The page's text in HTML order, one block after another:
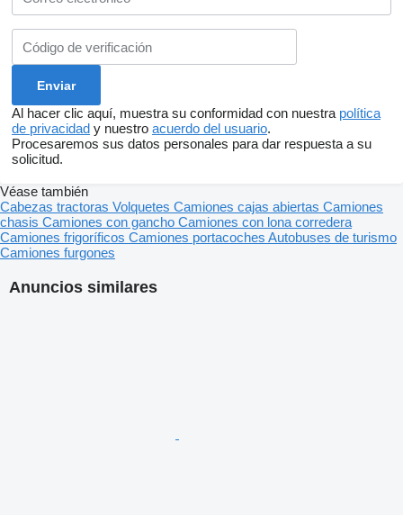
Al hacer clic aquí, muestra su conformidad con nuestra política
de privacidad y nuestro acuerdo del usuario.
Procesaremos sus datos personales para dar respuesta a su
solicitud.
Anuncios similares
Véase también
Cabezas tractoras Volquetes Camiones cajas abiertas Camiones
chasis Camiones con gancho Camiones con lona corredera
Camiones frigoríficos Camiones portacoches Autobuses de turismo
Camiones furgones